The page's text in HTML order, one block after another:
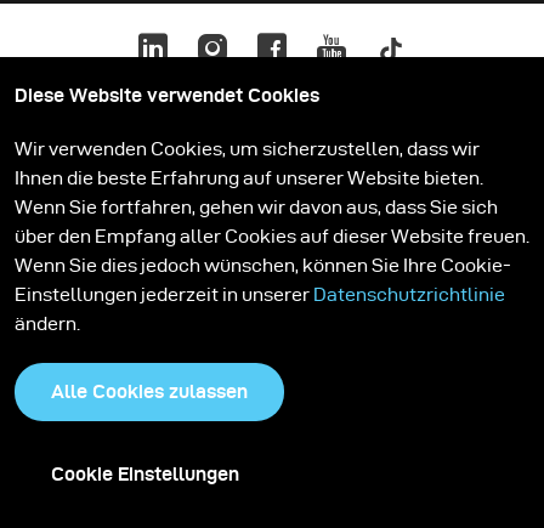
Datenschutzrichtlinie Cookies
Diese Website verwendet Cookies
Wir verwenden Cookies, um sicherzustellen, dass wir
Ihnen die beste Erfahrung auf unserer Website bieten.
Wenn Sie fortfahren, gehen wir davon aus, dass Sie sich
über den Empfang aller Cookies auf dieser Website freuen.
Wenn Sie dies jedoch wünschen, können Sie Ihre Cookie-
Einstellungen jederzeit in unserer Datenschutzrichtlinie
ändern.
Alle Cookies zulassen
Cookie Einstellungen